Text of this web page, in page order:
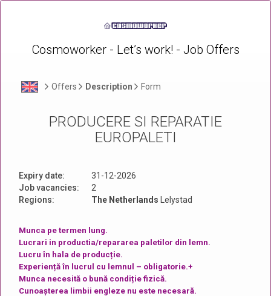
Cosmoworker - Let’s work! - Job Offers
Offers Description Form
PRODUCERE SI REPARATIE
EUROPALETI
Expiry date:
31-12-2026
Job vacancies:
2
Regions:
The Netherlands Lelystad
Munca pe termen lung.
Lucrari in productia/repararea paletilor din lemn.
Lucru în hala de producție.
Experiență în lucrul cu lemnul – obligatorie.+
Munca necesită o bună condiție fizică.
Cunoașterea limbii engleze nu este necesară.